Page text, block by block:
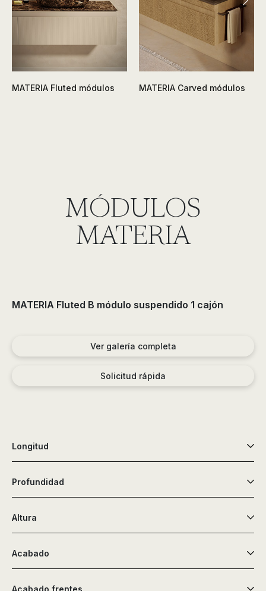
MATERIA Fluted módulos MATERIA Carved módulos
MÓDULOS
MATERIA
MATERIA Fluted B módulo suspendido 1 cajón
Ver galería completa
Solicitud rápida
Longitud
Profundidad
Altura
Acabado
Acabado frentes